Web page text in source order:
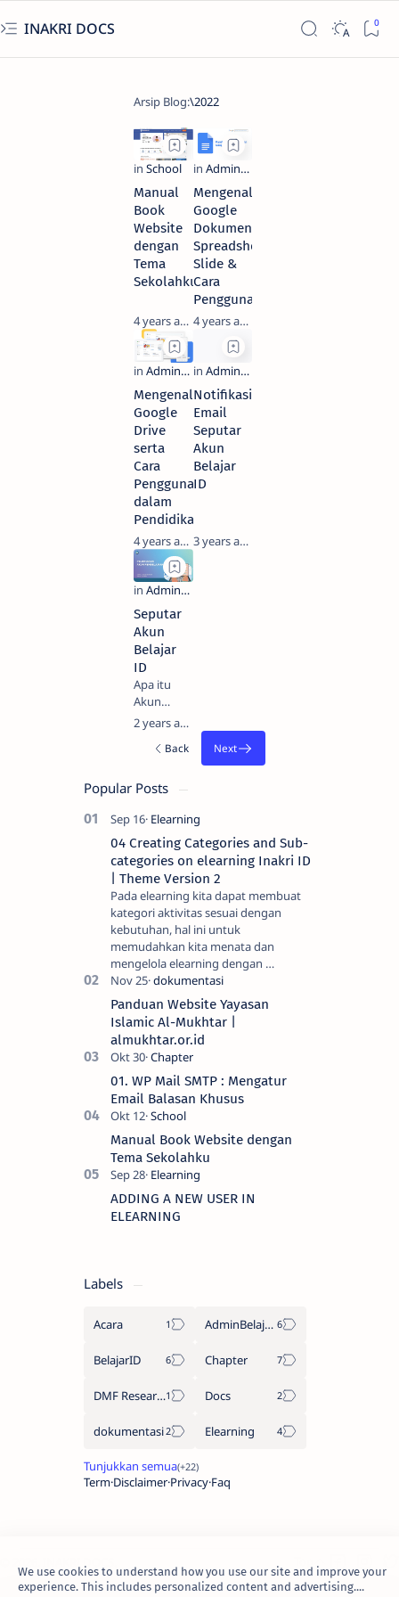
INAKRI DOCS
Manual
Book
Website
dengan
Tema
Sekolahku
4 years ago
Mengenal
Google
Dokumen,
Spreadsheet,
Slide &
Cara
Penggunaannya
4 years ago
Mengenal
Google
Drive
serta
Cara
Penggunaannya
dalam
Pendidikan
4 years ago
Notifikasi
Email
Seputar
Akun
Belajar
ID
3 years ago
Seputar
Akun
Belajar
ID
Apa itu
Akun
Belajar ID
Akun
Belajar.id/Akun
Pembelajaran
merupakan
akun (User
ID) yang
bertanda
belajar.id
dan kata
sandi (pa…
2 years ago
Popular Posts
04 Creating Categories and Sub-
categories on elearning Inakri ID
| Theme Version 2
Pada elearning kita dapat membuat
kategori aktivitas sesuai dengan
kebutuhan, hal ini untuk
memudahkan kita menata dan
mengelola elearning dengan …
Panduan Website Yayasan
Islamic Al-Mukhtar |
almukhtar.or.id
01. WP Mail SMTP : Mengatur
Email Balasan Khusus
Manual Book Website dengan
Tema Sekolahku
ADDING A NEW USER IN
ELEARNING
Labels
Acara AdminBelajarID
BelajarID Chapter
DMF Research Group Docs
dokumentasi Elearning
Term Disclaimer Privacy Faq
We use cookies to understand how you use our site and improve your
experience. This includes personalized content and advertising....